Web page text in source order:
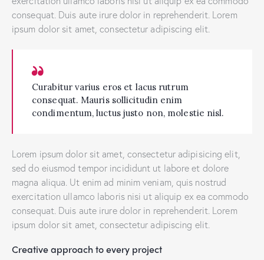
consequat. Duis aute irure dolor in reprehenderit. Lorem
ipsum dolor sit amet, consectetur adipiscing elit.
Curabitur varius eros et lacus rutrum
consequat. Mauris sollicitudin enim
condimentum, luctus justo non, molestie nisl.
Lorem ipsum dolor sit amet, consectetur adipisicing elit,
sed do eiusmod tempor incididunt ut labore et dolore
magna aliqua. Ut enim ad minim veniam, quis nostrud
exercitation ullamco laboris nisi ut aliquip ex ea commodo
consequat. Duis aute irure dolor in reprehenderit. Lorem
ipsum dolor sit amet, consectetur adipiscing elit.
Creative approach to every project